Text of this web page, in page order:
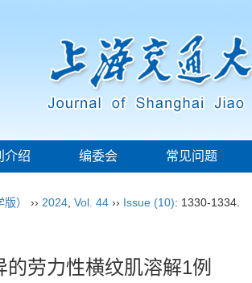
介绍 编委会 常见问题
） ›› 2024 Vol. 44 ›› Issue (10): 1330-1334.
的劳力性横纹肌溶解1例